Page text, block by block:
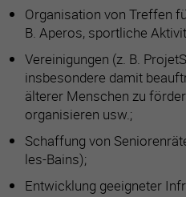
Organisation von Treffen
B. Aperos, sportliche
Vereinigungen (z. B.
insbesondere damit
älterer Menschen zu
organisieren usw.;
Schaffung von
les-Bains);
Entwicklung geeigneter